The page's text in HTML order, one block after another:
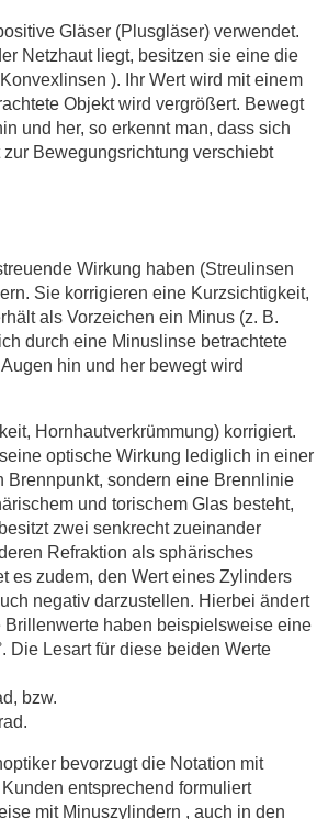
Gläser (Plusgläser) verwendet.
Netzhaut liegt, besitzen sie eine die
). Ihr Wert wird mit einem
Objekt wird vergrößert. Bewegt
und her, so erkennt man, dass sich
Bewegungsrichtung verschiebt
Wirkung haben (Streulinsen
Sie korrigieren eine Kurzsichtigkeit,
als Vorzeichen ein Minus (z. B.
durch eine Minuslinse betrachtete
hin und her bewegt wird
Hornhautverkrümmung) korrigiert.
optische Wirkung lediglich in einer
Brennpunkt, sondern eine Brennlinie
und torischem Glas besteht,
zwei senkrecht zueinander
Refraktion als sphärisches
es zudem, den Wert eines Zylinders
negativ darzustellen. Hierbei ändert
haben beispielsweise eine
Die Lesart für diese beiden Werte
bzw.
bevorzugt die Notation mit
entsprechend formuliert
mit Minuszylindern , auch in den